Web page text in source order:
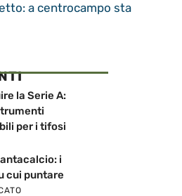
a centrocampo sta
la Serie A:
per i tifosi
i
cui puntare